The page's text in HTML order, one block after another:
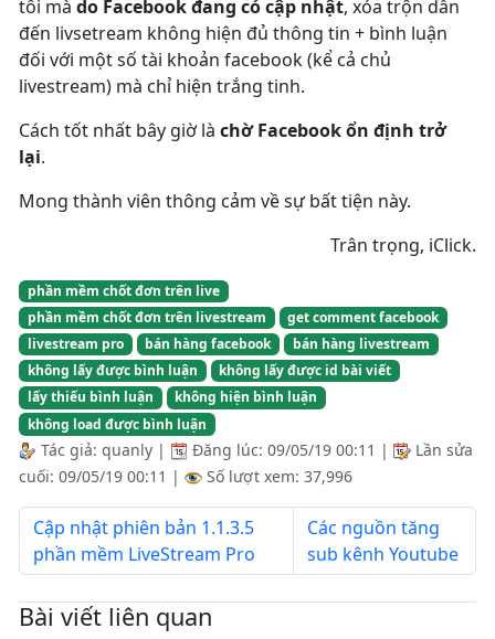
tôi mà do Facebook đang có cập nhật, xóa trộn dẫn
đến livsetream không hiện đủ thông tin + bình luận
đối với một số tài khoản facebook (kể cả chủ
livestream) mà chỉ hiện trắng tinh.
Cách tốt nhất bây giờ là chờ Facebook ổn định trở
lại.
Mong thành viên thông cảm về sự bất tiện này.
Trân trọng, iClick.
phần mềm chốt đơn trên live
phần mềm chốt đơn trên livestream
get comment facebook
livestream pro
bán hàng facebook
bán hàng livestream
không lấy được bình luận
không lấy được id bài viết
lấy thiếu bình luận
không hiện bình luận
không load được bình luận
Tác giả: quanly | Đăng lúc: 09/05/19 00:11 |
Lần sửa
cuối: 09/05/19 00:11 | Số lượt xem: 37,996
Cập nhật phiên bản 1.1.3.5
phần mềm LiveStream Pro
Các nguồn tăng
sub kênh Youtube
Bài viết liên quan